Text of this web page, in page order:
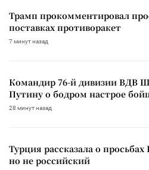
Трамп прокомментировал
поставках противоракет
7 минут назад
Командир 76-й дивизии ВДВ
Путину о бодром настрое
28 минут назад
Турция рассказала о
но не российский